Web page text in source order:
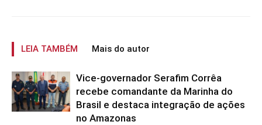
LEIA TAMBÉM Mais do autor
Vice-governador Serafim Corrêa
recebe comandante da Marinha do
Brasil e destaca integração de ações
no Amazonas